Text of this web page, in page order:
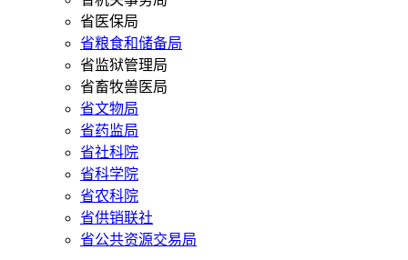
省医保局
省粮食和储备局
省监狱管理局
省畜牧兽医局
省文物局
省药监局
省社科院
省科学院
省农科院
省供销联社
省公共资源交易局